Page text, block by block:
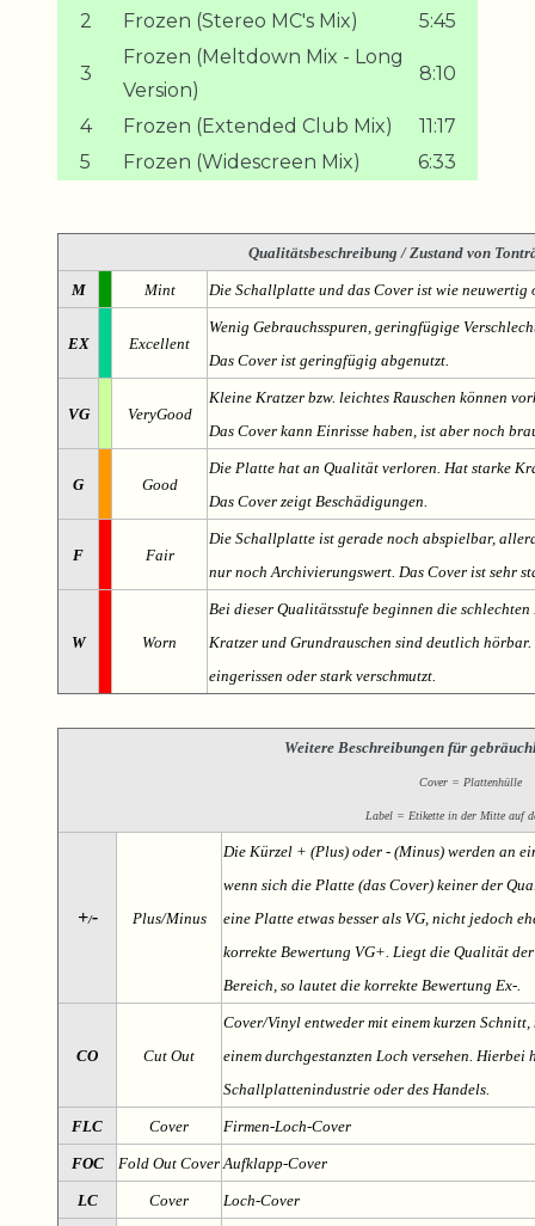
2 Frozen (Stereo MC's Mix) 5:45
3
Frozen (Meltdown Mix - Long
Version)
8:10
4 Frozen (Extended Club Mix)
11:17
5
Frozen (Widescreen Mix) 6:33
Qualitätsbeschreibung / Zustand von
M Mint Die Schallplatte und das Cover ist wie
EX Excellent
Wenig Gebrauchsspuren, geringfügige
Das Cover ist geringfügig abgenutzt.
VG VeryGood
Kleine Kratzer bzw. leichtes Rauschen können
Das Cover kann Einrisse haben, ist aber noch
G Good
Die Platte hat an Qualität verloren. Hat starke
Das Cover zeigt Beschädigungen.
F Fair
Die Schallplatte ist gerade noch abspielbar,
nur noch Archivierungswert. Das Cover ist sehr
W Worn
Bei dieser Qualitätsstufe beginnen die
Kratzer und Grundrauschen sind deutlich
eingerissen oder stark verschmutzt.
Weitere Beschreibungen für
Cover = Plattenhülle
Label = Etikette in der Mitte auf
+/- Plus/Minus
Die Kürzel + (Plus) oder - (Minus) werden an
wenn sich die Platte (das Cover) keiner der
eine Platte etwas besser als VG, nicht jedoch
korrekte Bewertung VG+. Liegt die Qualität
Bereich, so lautet die korrekte Bewertung Ex-.
CO Cut Out
Cover/Vinyl entweder mit einem kurzen
einem durchgestanzten Loch versehen. Hierbei
Schallplattenindustrie oder des Handels.
FLC Cover Firmen-Loch-Cover
FOC Fold Out Cover Aufklapp-Cover
LC Cover Loch-Cover